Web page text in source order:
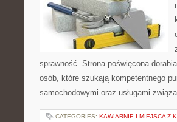
sprawność. Strona poświęcona
osób, które szukają kompetentnego
samochodowymi oraz usługami
CATEGORIES: KAWIARNIE I MIEJSCA Z